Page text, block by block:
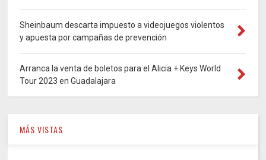
Sheinbaum descarta impuesto a videojuegos violentos
y apuesta por campañas de prevención
Arranca la venta de boletos para el Alicia + Keys World
Tour 2023 en Guadalajara
MÁS VISTAS